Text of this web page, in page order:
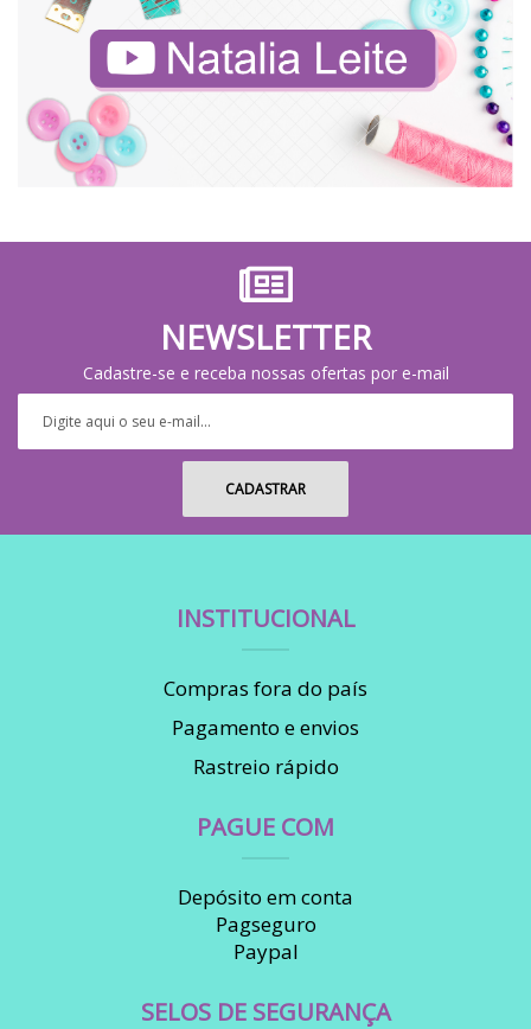
NEWSLETTER
Cadastre-se e receba nossas ofertas por e-mail
INSTITUCIONAL
Compras fora do país
Pagamento e envios
Rastreio rápido
PAGUE COM
Depósito em conta
Pagseguro
Paypal
SELOS DE SEGURANÇA